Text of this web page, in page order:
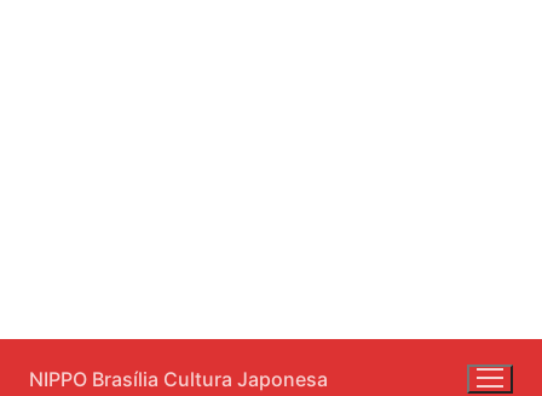
paraNIPPO Brasília Cultura Japonesa